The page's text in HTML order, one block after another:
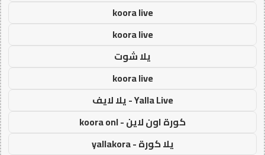
koora live
koora live
يلا شوت
koora live
Yalla Live - يلا لايف
كورة اون لاين - koora onl
يلا كورة - yallakora